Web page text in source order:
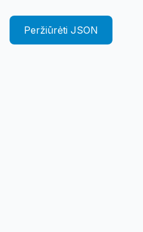
Peržiūrėti JSON